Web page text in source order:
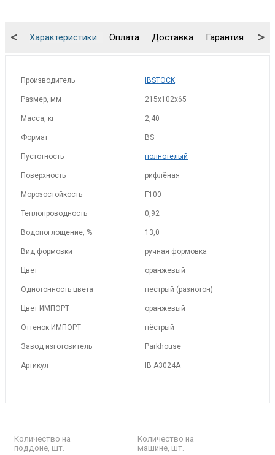
Характеристики Оплата Доставка Гарантия
< >
Производитель — IBSTOCK
Размер, мм — 215x102x65
Масса, кг — 2,40
Формат — BS
Пустотность — полнотелый
Поверхность — рифлёная
Морозостойкость — F100
Теплопроводность — 0,92
Водопоглощение, % — 13,0
Вид формовки — ручная формовка
Цвет — оранжевый
Однотонность цвета — пестрый (разнотон)
Цвет ИМПОРТ — оранжевый
Оттенок ИМПОРТ — пёстрый
Завод изготовитель — Parkhouse
Артикул — IB A3024A
Количество на
поддоне, шт.
Количество на
машине, шт.